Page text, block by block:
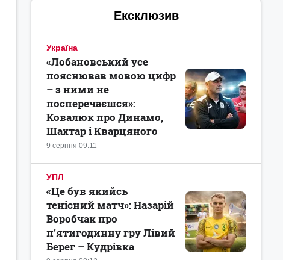
Ексклюзив
Україна
9 серпня 09:11
«Лобановський усе
пояснював мовою цифр
– з ними не
посперечаєшся»:
Ковалюк про Динамо,
Шахтар і Кварцяного
УПЛ
«Це був якийсь
тенісний матч»: Назарій
Воробчак про
п’ятигодинну гру Лівий
Берег – Кудрівка